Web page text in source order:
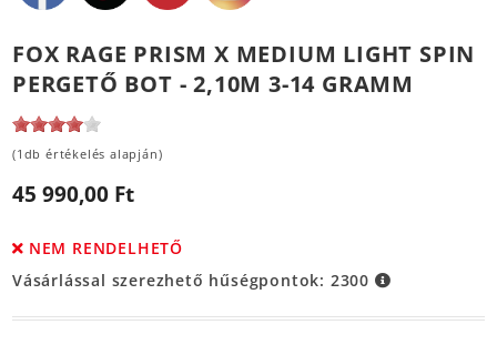
FOX RAGE PRISM X MEDIUM LIGHT SPIN
PERGETŐ BOT - 2,10M 3-14 GRAMM
(1db értékelés alapján)
45 990,00 Ft
NEM RENDELHETŐ
Vásárlással szerezhető hűségpontok: 2300